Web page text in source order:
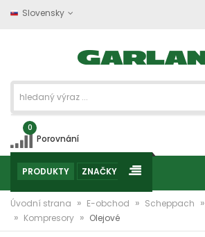
Slovensky
0
Porovnání
PRODUKTY ZNAČKY
Úvodní strana » E-obchod » Scheppach »
» Kompresory » Olejové